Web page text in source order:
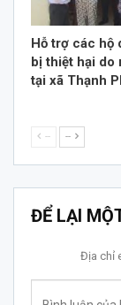
Hỗ trợ các hộ
bị thiệt hại do
tại xã Thạnh
-- --
ĐỂ LẠI
Địa chỉ